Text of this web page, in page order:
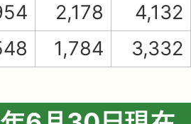
2,178
4,132
1,784 3,332